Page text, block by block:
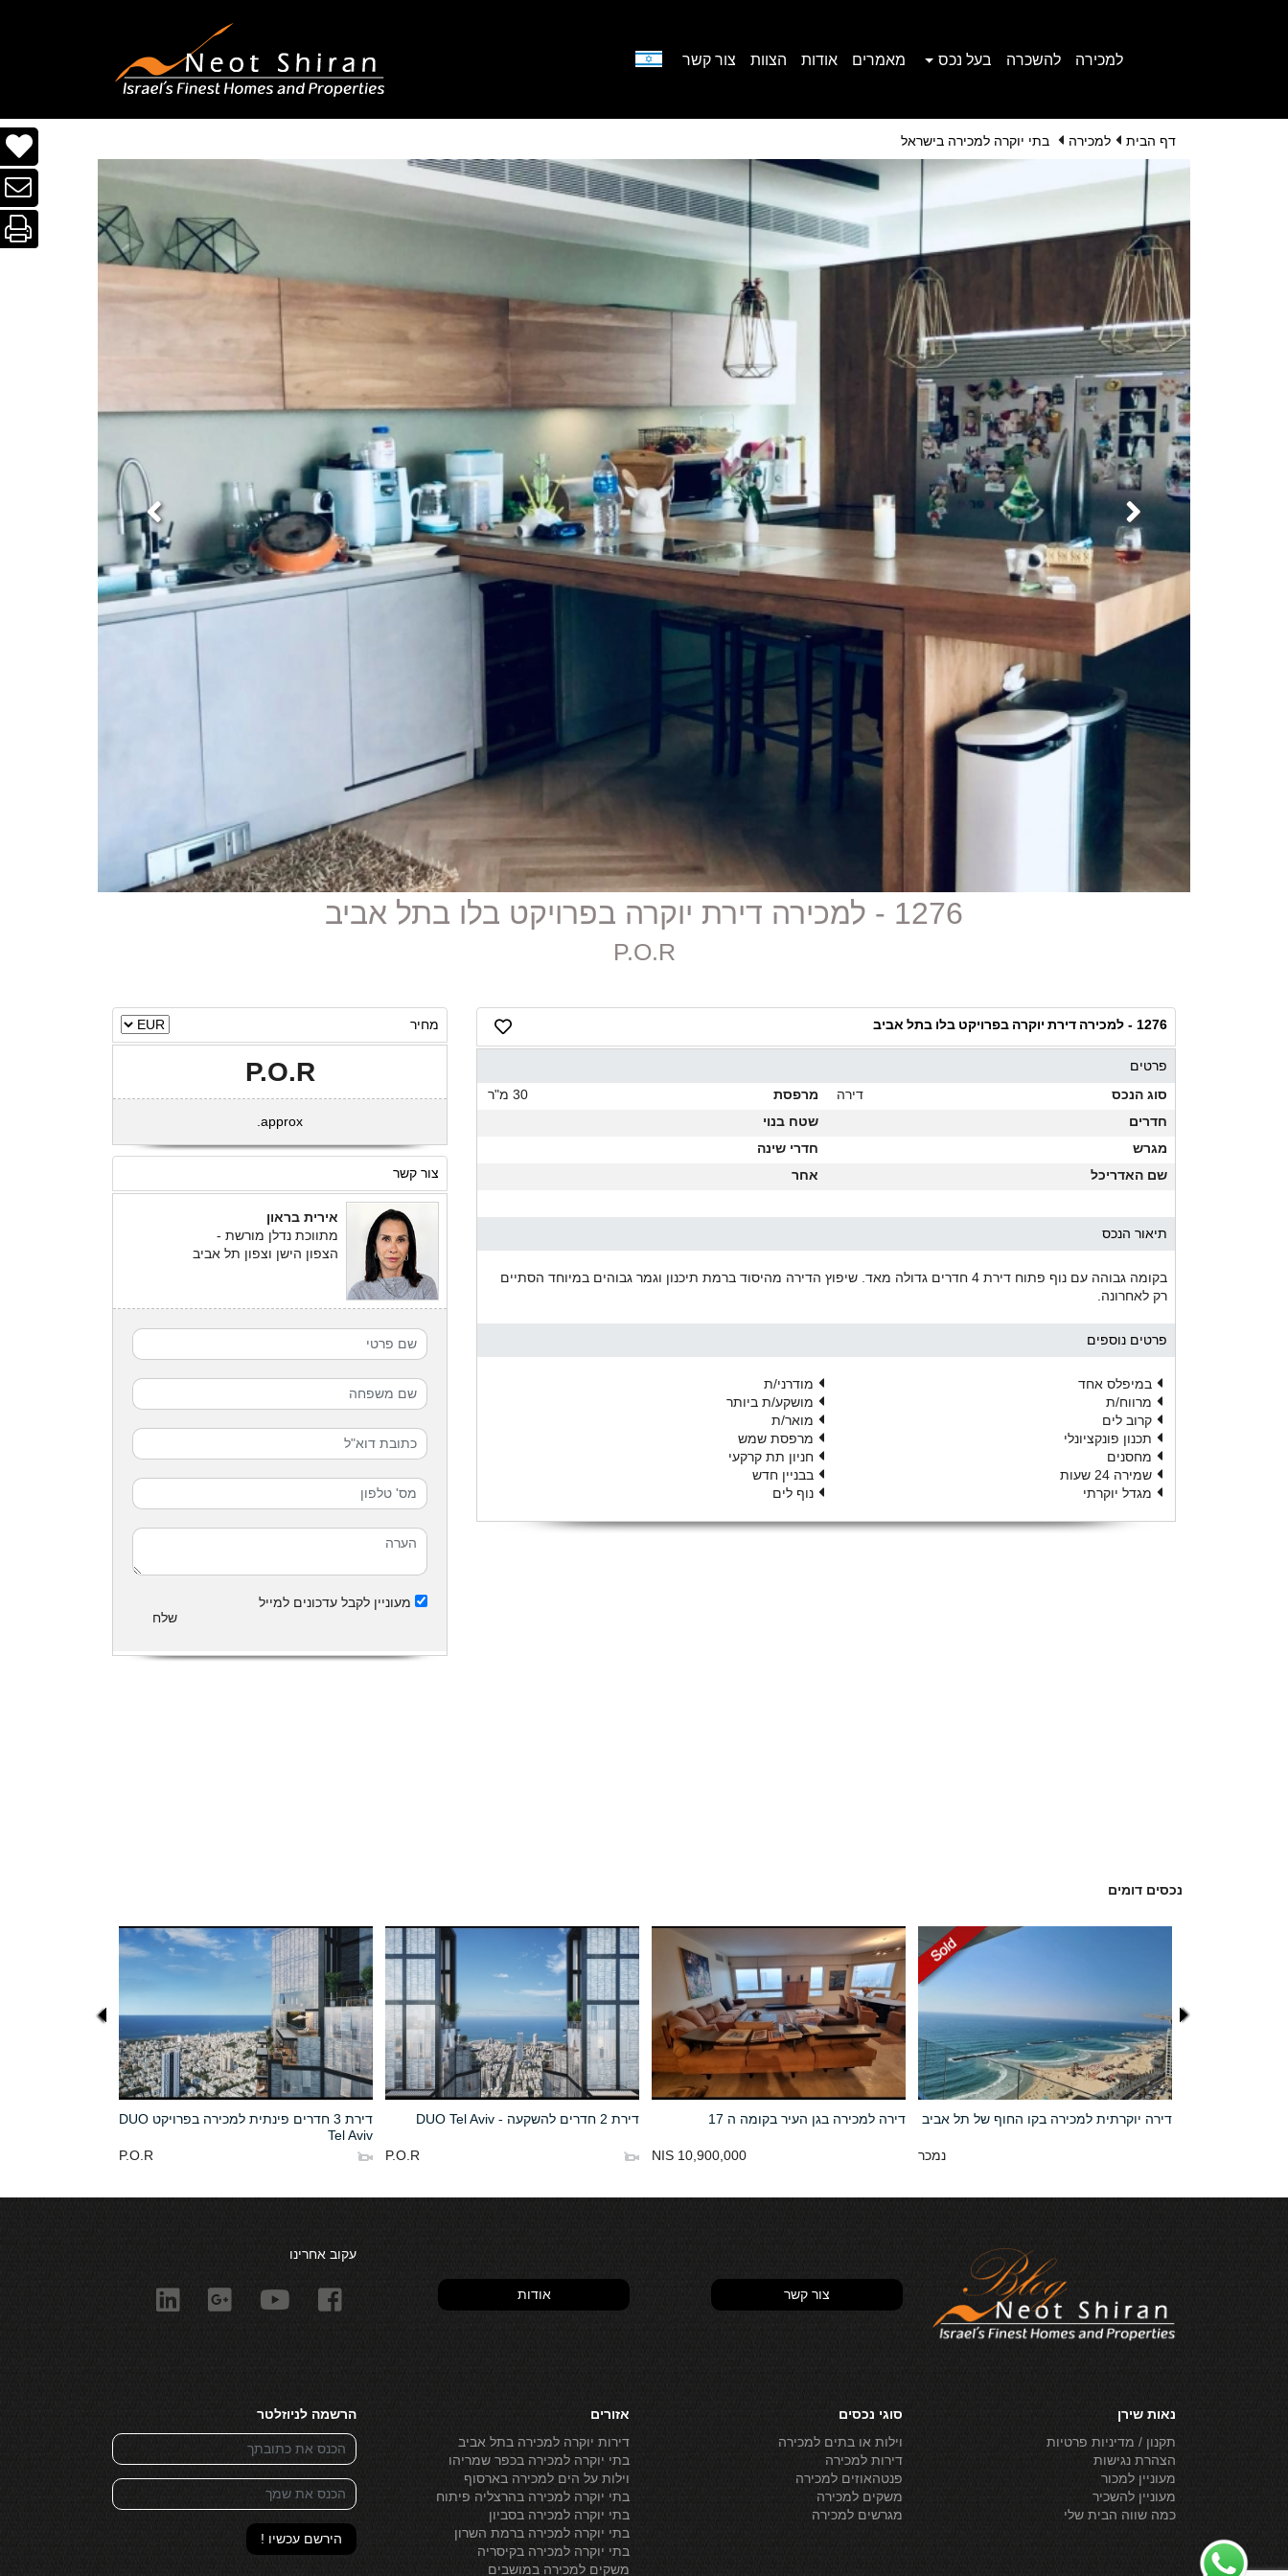
למכירה להשכרה בעל נכס מאמרים אודות הצוות צור קשר
דף הבית למכירה בתי יוקרה למכירה בישראל
1276 - למכירה דירת יוקרה בפרויקט בלו בתל אביב
P.O.R
1276 - למכירה דירת יוקרה בפרויקט בלו בתל אביב
פרטים
סוג הנכס
דירה מרפסת
30 מ"ר
חדרים
שטח בנוי
מגרש
חדרי שינה
שם האדריכל
אחר
תיאור הנכס
בקומה גבוהה עם נוף פתוח דירת 4 חדרים גדולה מאד. שיפוץ הדירה מהיסוד ברמת תיכנון וגמר גבוהים במיוחד הסתיים
רק לאחרונה.
פרטים נוספים
במיפלס אחד
מודרני/ת
מרווח/ת
מושקע/ת ביותר
קרוב לים
מואר/ת
תכנון פונקציונלי
מרפסת שמש
מחסנים
חניון תת קרקעי
שמירה 24 שעות
בבניין חדש
מגדל יוקרתי
נוף לים
מחיר
P.O.R
approx.
צור קשר
אירית בראון
מתווכת נדלן מורשת -
הצפון הישן וצפון תל אביב
מעוניין לקבל עדכונים למייל
שלח
נכסים דומים
דירת 3 חדרים פינתית למכירה בפרויקט DUO
Tel Aviv
P.O.R
דירת 2 חדרים להשקעה - DUO Tel Aviv
P.O.R
דירה למכירה בגן העיר בקומה ה 17
10,900,000 NIS
דירה יוקרתית למכירה בקו החוף של תל אביב
נמכר
צור קשר אודות
עקוב אחרינו
נאות שירן
תקנון / מדיניות פרטיות
הצהרת נגישות
מעוניין למכור
מעוניין להשכיר
כמה שווה הבית שלי
סוגי נכסים
וילות או בתים למכירה
דירות למכירה
פנטהאוזים למכירה
משקים למכירה
מגרשים למכירה
אזורים
דירות יוקרה למכירה בתל אביב
בתי יוקרה למכירה בכפר שמריהו
וילות על הים למכירה בארסוף
בתי יוקרה למכירה בהרצליה פיתוח
בתי יוקרה למכירה בסביון
בתי יוקרה למכירה ברמת השרון
בתי יוקרה למכירה בקיסריה
משקים למכירה במושבים
הרשמה לניוזלטר
הירשם עכשיו !